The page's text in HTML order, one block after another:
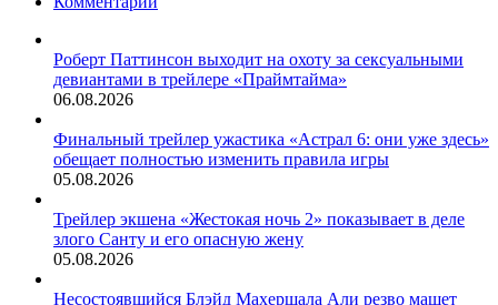
сиквел
Роберт Паттинсон выходит на охоту за сексуальными
девиантами в трейлере «Праймтайма»
06.08.2026
Финальный трейлер ужастика «Астрал 6: они уже здесь»
обещает полностью изменить правила игры
05.08.2026
Трейлер экшена «Жестокая ночь 2» показывает в деле
злого Санту и его опасную жену
05.08.2026
Несостоявшийся Блэйд Махершала Али резво машет